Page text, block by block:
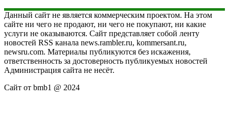
Данный сайт не является коммерческим проектом. На этом
сайте ни чего не продают, ни чего не покупают, ни какие
услуги не оказываются. Сайт представляет собой ленту
новостей RSS канала news.rambler.ru, kommersant.ru,
newsru.com. Материалы публикуются без искажения,
ответственность за достоверность публикуемых новостей
Администрация сайта не несёт.
Сайт от bmb1 @ 2024